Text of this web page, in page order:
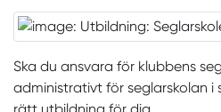
Ska du ansvara för klubbens
administrativt för seglarskolan